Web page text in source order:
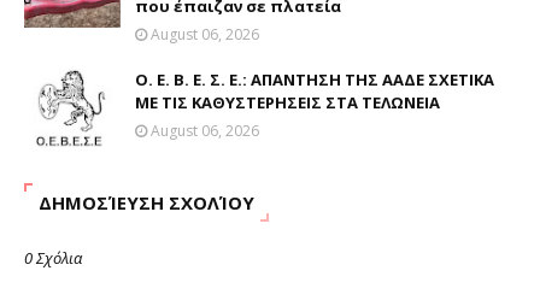
που έπαιζαν σε πλατεία
August 06, 2026
Ο. Ε. Β. Ε. Σ. Ε.: ΑΠΑΝΤΗΣΗ ΤΗΣ ΑΑΔΕ ΣΧΕΤΙΚΑ
ΜΕ ΤΙΣ ΚΑΘΥΣΤΕΡΗΣΕΙΣ ΣΤΑ ΤΕΛΩΝΕΙΑ
August 06, 2026
ΔΗΜΟΣΊΕΥΣΗ ΣΧΟΛΊΟΥ
0 Σχόλια